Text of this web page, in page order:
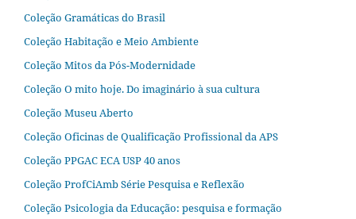
Coleção Gramáticas do Brasil
Coleção Habitação e Meio Ambiente
Coleção Mitos da Pós-Modernidade
Coleção O mito hoje. Do imaginário à sua cultura
Coleção Museu Aberto
Coleção Oficinas de Qualificação Profissional da APS
Coleção PPGAC ECA USP 40 anos
Coleção ProfCiAmb Série Pesquisa e Reflexão
Coleção Psicologia da Educação: pesquisa e formação